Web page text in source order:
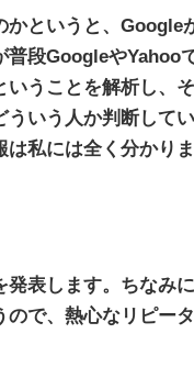
というと、 Google
普段GoogleやYahoo
うことを解析し、
いう人か判断して
私には全く分かりま
表します。ちなみ
で、熱心なリピー